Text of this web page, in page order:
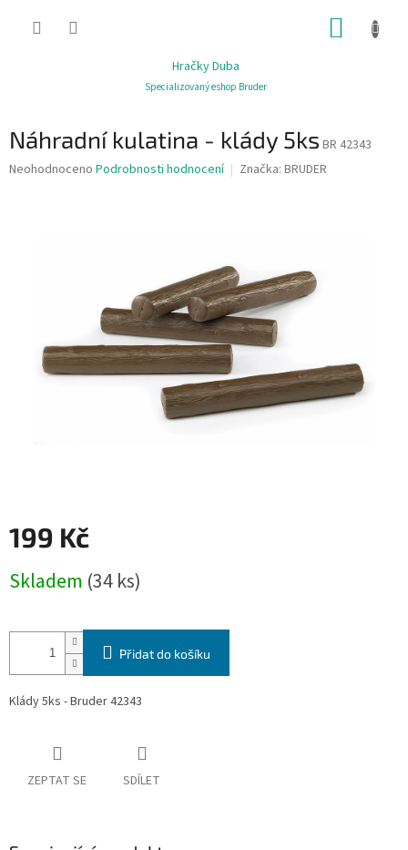
Hračky Duba
Specializovaný eshop Bruder
Náhradní kulatina - klády 5ks BR 42343
Průměrné
Neohodnoceno Podrobnosti hodnocení Značka: BRUDER
199 Kč
cena:
Skladem (34 ks)
Přidat do košíku
Klády 5ks - Bruder 42343
ZEPTAT SE SDÍLET